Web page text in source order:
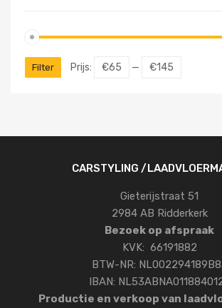
Filter Prijs: €65 — €145
CARSTYLING /
Gieterijstraat 51
2984 AB Ridderkerk
Bezoek op afspraak
KVK: 66191882
BTW-NR:
IBAN:
Productie en verkoop van